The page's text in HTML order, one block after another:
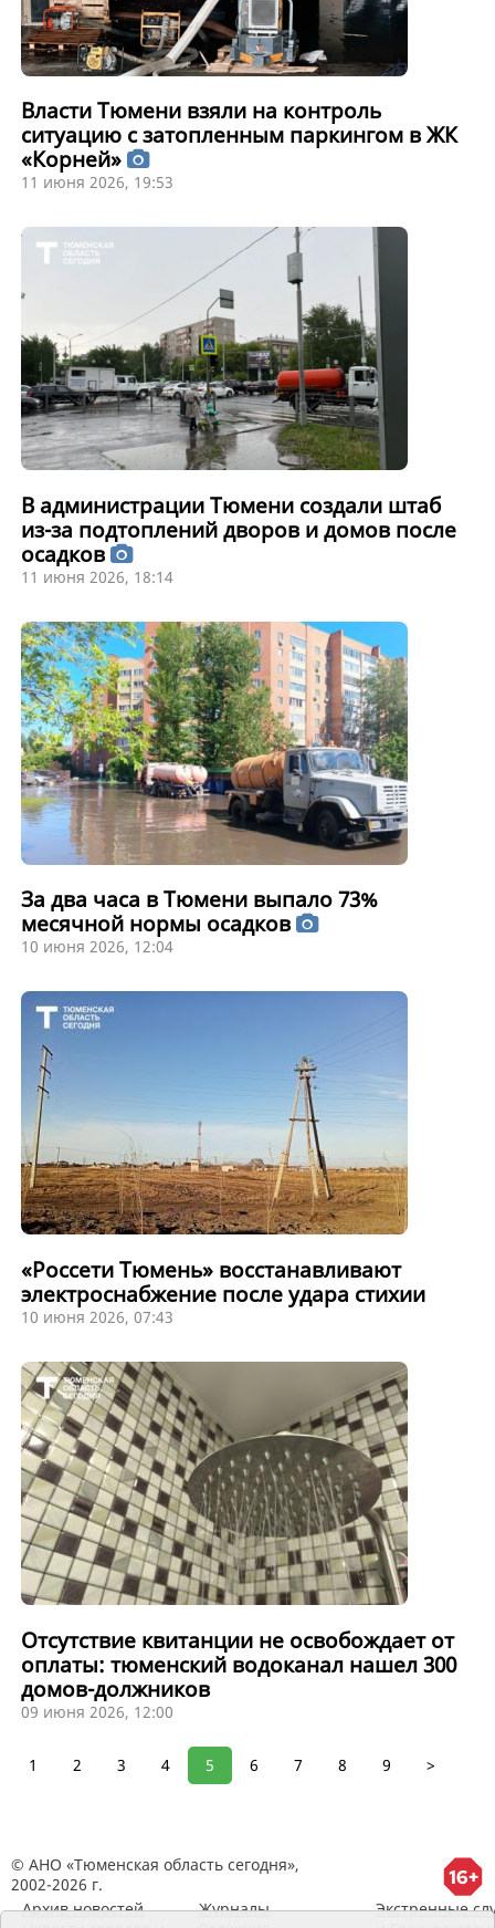
Власти Тюмени взяли на контроль
ситуацию с затопленным паркингом в ЖК
«Корней»
11 июня 2026, 19:53
В администрации Тюмени создали штаб
из-за подтоплений дворов и домов после
осадков
11 июня 2026, 18:14
За два часа в Тюмени выпало 73%
месячной нормы осадков
10 июня 2026, 12:04
«Россети Тюмень» восстанавливают
электроснабжение после удара стихии
10 июня 2026, 07:43
Отсутствие квитанции не освобождает от
оплаты: тюменский водоканал нашел 300
домов-должников
09 июня 2026, 12:00
1 2 3 4 5 6 7 8 9 >
© АНО «Тюменская область сегодня»,
2002-2026 г.
Архив новостей
Журналы
Экстренные